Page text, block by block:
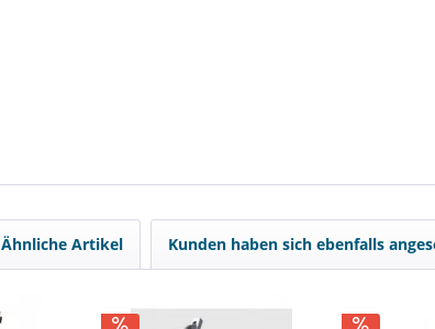
Ähnliche Artikel Kunden haben sich ebenfalls